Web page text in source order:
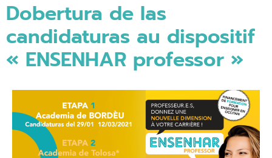
Dobertura de las
candidaturas au dispositif
« ENSENHAR professor »